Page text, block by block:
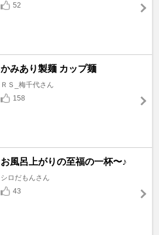
52
かみあり製麺 カップ麺
ＲＳ_梅千代さん
158
お風呂上がりの至福の一杯〜♪
シロだもんさん
43